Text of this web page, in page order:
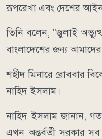
রূপরেখা এবং দেশের
তিনি বলেন, "জুলাই
বাংলাদেশের জন্য
শহীদ মিনারে রোববার
নাহিদ ইসলাম।
নাহিদ ইসলাম জানান,
এখন অন্তর্বর্তী সরকার